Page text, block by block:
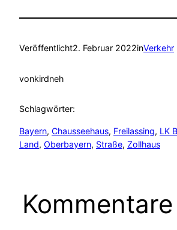
Veröffentlicht2. Februar 2022inVerkehr
vonkirdneh
Schlagwörter:
Bayern, Chausseehaus, Freilassing, LK
Land, Oberbayern, Straße, Zollhaus
Kommentare